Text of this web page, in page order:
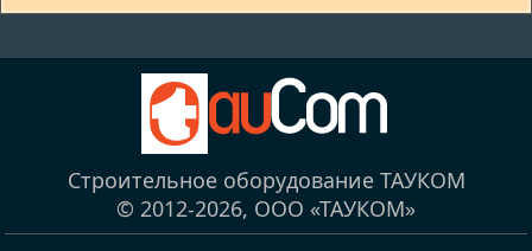
Строительное оборудование ТАУКОМ
© 2012-2026, ООО «ТАУКОМ»